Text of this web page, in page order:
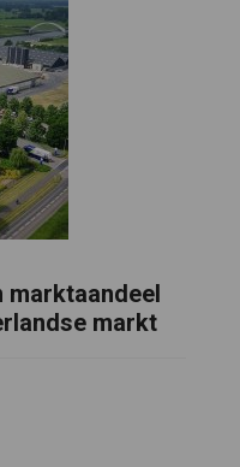
marktaandeel
markt